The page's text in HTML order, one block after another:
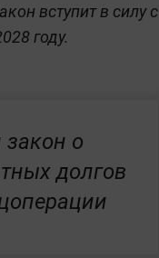
вступит в силу с
году.
о
долгов